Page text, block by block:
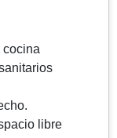
cocina
libre